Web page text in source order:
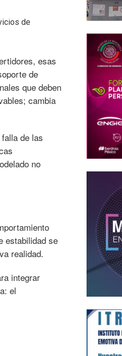
de
esas
de
que deben
cambia
de las
no
estabilidad se
realidad.
integrar
el